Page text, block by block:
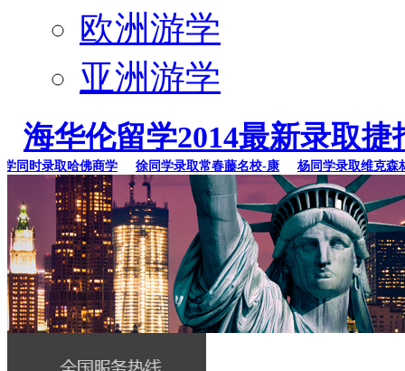
欧洲游学
亚洲游学
海华伦留学2014最新录取捷
时录取哈佛商学 徐同学录取常春藤名校-康 杨同学录取维克森林大